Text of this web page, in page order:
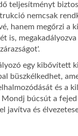
teljesítményt
nemcsak
hanem megőrzi a
is,
egy kibővített
büszkélkedhet,
és a
búcsút a
javítva és